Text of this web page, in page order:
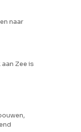
naar
Zee is